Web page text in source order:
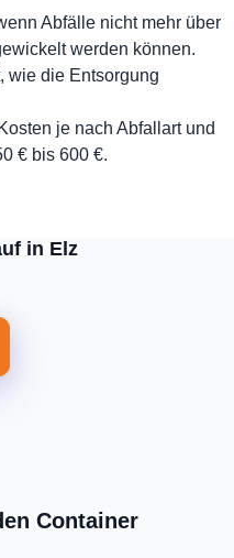
Abfälle nicht mehr über
werden können.
wie die Entsorgung
je nach Abfallart und
€ bis 600 €.
in Elz
Container